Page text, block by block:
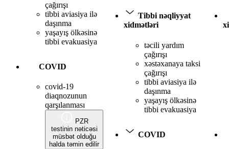
çağırışı
tibbi aviasiya ilə
daşınma
yaşayış ölkəsinə
tibbi evakuasiya
COVID
covid-19
diaqnozunun
qarşılanması
PZR
testinin nəticəsi
müsbət olduğu
halda təmin edilir
Tibbi nəqliyyat
xidmətləri
təcili yardım
çağırışı
xəstəxanaya taksi
çağırışı
tibbi aviasiya ilə
daşınma
yaşayış ölkəsinə
tibbi evakuasiya
COVID